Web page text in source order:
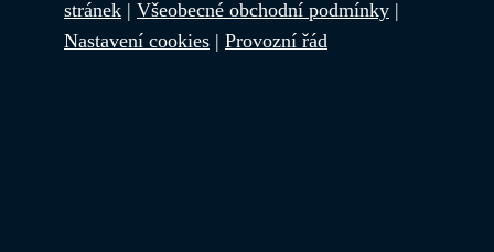
stránek | Všeobecné obchodní podmínky |
Nastavení cookies | Provozní řád